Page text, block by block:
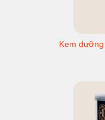
Kem dưỡng